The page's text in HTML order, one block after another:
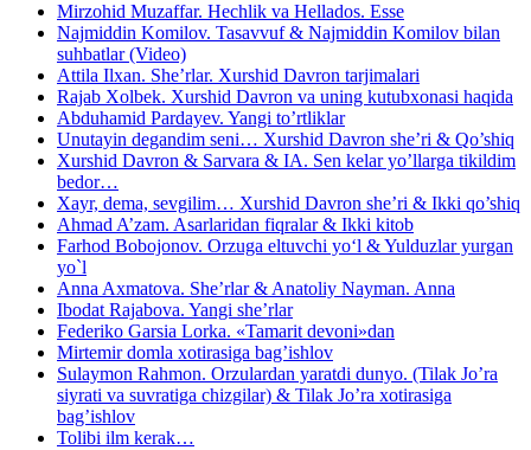
Mirzohid Muzaffar. Hechlik va Hellados. Esse
Najmiddin Komilov. Tasavvuf & Najmiddin Komilov bilan
suhbatlar (Video)
Attila Ilxan. She’rlar. Xurshid Davron tarjimalari
Rajab Xolbek. Xurshid Davron va uning kutubxonasi haqida
Abduhamid Pardayev. Yangi to’rtliklar
Unutayin degandim seni… Xurshid Davron she’ri & Qo’shiq
Xurshid Davron & Sarvara & IA. Sen kelar yo’llarga tikildim
bedor…
Xayr, dema, sevgilim… Xurshid Davron she’ri & Ikki qo’shiq
Ahmad A’zam. Asarlaridan fiqralar & Ikki kitob
Farhod Bobojonov. Orzuga eltuvchi yo‘l & Yulduzlar yurgan
yo`l
Anna Axmatova. She’rlar & Anatoliy Nayman. Anna
Ibodat Rajabova. Yangi she’rlar
Federiko Garsia Lorka. «Tamarit devoni»dan
Mirtemir domla xotirasiga bag’ishlov
Sulaymon Rahmon. Orzulardan yaratdi dunyo. (Tilak Jo’ra
siyrati va suvratiga chizgilar) & Tilak Jo’ra xotirasiga
bag’ishlov
Tolibi ilm kerak…